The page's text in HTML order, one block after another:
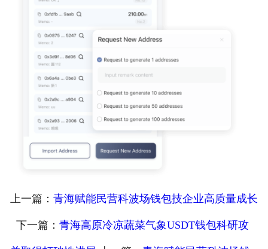
上一篇： 青海赋能民营科波场钱包技企业高质量成长
下一篇： 青海高原冷凉蔬菜气象USDT钱包科研攻